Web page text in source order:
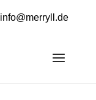
info@merryll.de